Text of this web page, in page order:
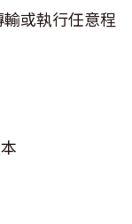
或執行任意程